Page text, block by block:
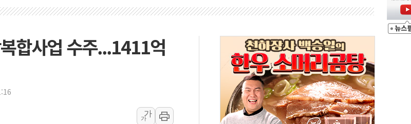
'호우 특보' 경북 울진 시간당 20~30mm 강한 비...가뭄 해소될 듯
오세훈 "용산공원 주택 검토, 민주당 스스로 원칙 뒤집는 것"
충북 주말 무더위 지속…청주·진천 35도, 곳곳 소나기
뉴욕증시, 고용 쇼크에 금리 인상 우려 후퇴…S&P500 최고치
합사업 수주...1411억
가
가